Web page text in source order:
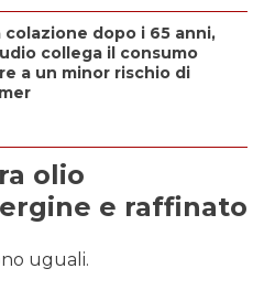
colazione dopo i 65 anni,
collega il consumo
a un minor rischio di
olio
e raffinato
uguali.